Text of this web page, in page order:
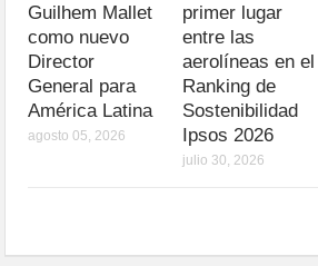
Guilhem Mallet
como nuevo
Director
General para
América Latina
agosto 05, 2026
primer lugar
entre las
aerolíneas en el
Ranking de
Sostenibilidad
Ipsos 2026
julio 30, 2026